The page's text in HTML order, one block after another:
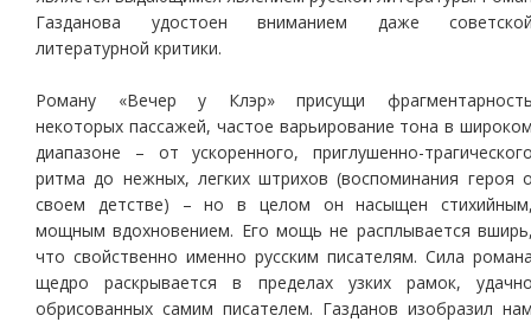
Газданова удостоен вниманием даже
литературной критики.
Роману «Вечер у Клэр» присущи
некоторых пассажей, частое варьирование тона в
диапазоне – от ускоренного, приглушенно-
ритма до нежных, легких штрихов (воспоминания героя
своем детстве) – но в целом он насыщен
мощным вдохновением. Его мощь не расплывается
что свойственно именно русским писателям. Сила
щедро раскрывается в пределах узких рамок,
обрисованных самим писателем. Газданов изобразил